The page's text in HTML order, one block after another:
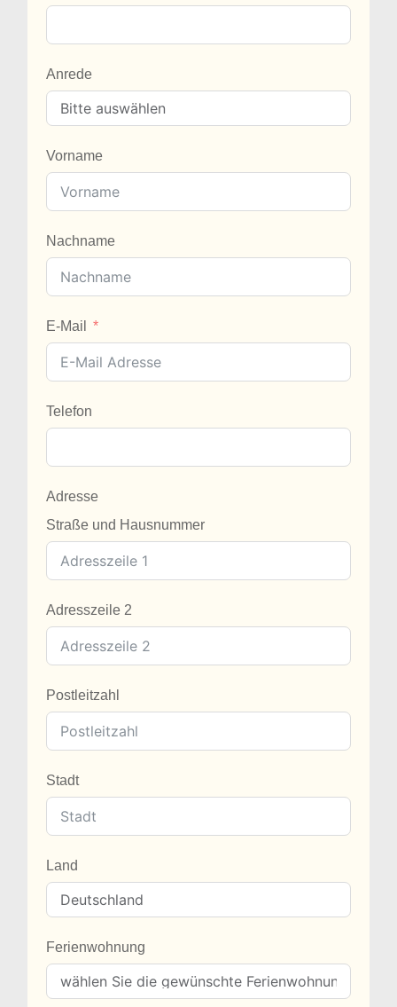
Anrede
Vorname
Nachname
E-Mail
Telefon
Adresse
Straße und Hausnummer
Adresszeile 2
Postleitzahl
Stadt
Land
Ferienwohnung